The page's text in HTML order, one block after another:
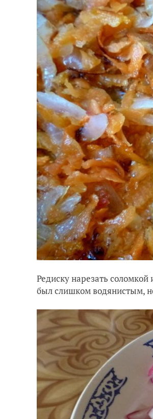
Редиску нарезать соломкой
был слишком водянистым,